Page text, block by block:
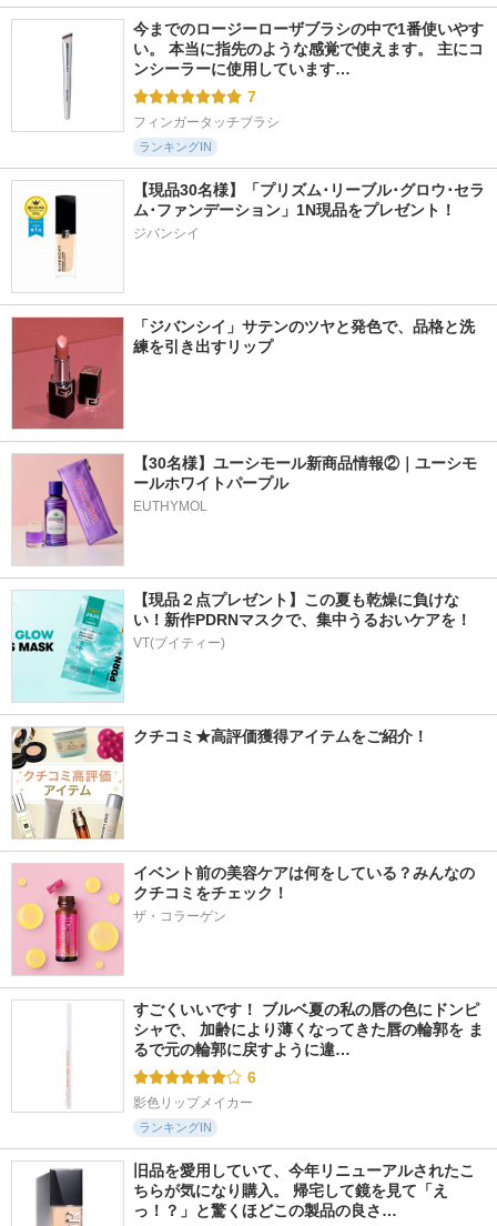
今までのロージーローザブラシの中で1番使いやす
い。 本当に指先のような感覚で使えます。 主にコ
ンシーラーに使用しています…
7
フィンガータッチブラシ
ランキングIN
【現品30名様】「プリズム･リーブル･グロウ･セラ
ジバンシイ
「ジバンシイ」サテンのツヤと発色で、品格と洗
練を引き出すリップ
【30名様】ユーシモール新商品情報②｜ユーシモ
ールホワイトパープル
EUTHYMOL
【現品２点プレゼント】この夏も乾燥に負けな
い！新作PDRNマスクで、集中うるおいケアを！
VT(ブイティー)
クチコミ★高評価獲得アイテムをご紹介！
イベント前の美容ケアは何をしている？みんなの
クチコミをチェック！
ザ・コラーゲン
すごくいいです！ ブルベ夏の私の唇の色にドンピ
シャで、 加齢により薄くなってきた唇の輪郭を ま
るで元の輪郭に戻すように違…
6
影色リップメイカー
ランキングIN
旧品を愛用していて、今年リニューアルされたこ
ちらが気になり購入。 帰宅して鏡を見て「え
っ！？」と驚くほどこの製品の良さ…